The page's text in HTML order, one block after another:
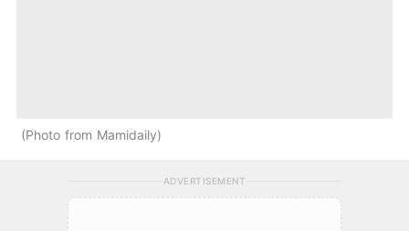
Photo from Mamidaily
ADVERTISEMENT